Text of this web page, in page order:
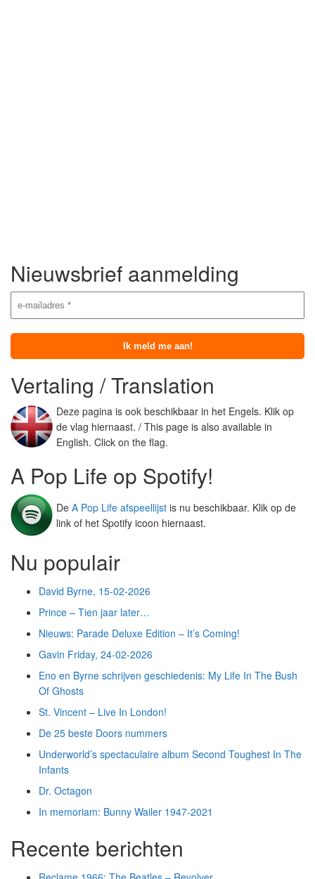
Nieuwsbrief aanmelding
Vertaling / Translation
Deze pagina is ook beschikbaar in het Engels. Klik op
de vlag hiernaast. / This page is also available in
English. Click on the flag.
A Pop Life op Spotify!
De A Pop Life afspeellijst is nu beschikbaar. Klik op de
link of het Spotify icoon hiernaast.
Nu populair
David Byrne, 15-02-2026
Prince – Tien jaar later…
Nieuws: Parade Deluxe Edition – It’s Coming!
Gavin Friday, 24-02-2026
Eno en Byrne schrijven geschiedenis: My Life In The Bush
Of Ghosts
St. Vincent – Live In London!
De 25 beste Doors nummers
Underworld’s spectaculaire album Second Toughest In The
Infants
Dr. Octagon
In memoriam: Bunny Wailer 1947-2021
Recente berichten